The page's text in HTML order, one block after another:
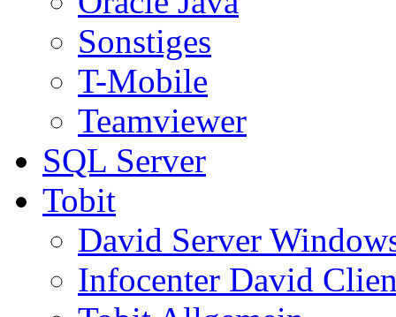
Sonstiges
T-Mobile
Teamviewer
SQL Server
Tobit
David Server
Infocenter David